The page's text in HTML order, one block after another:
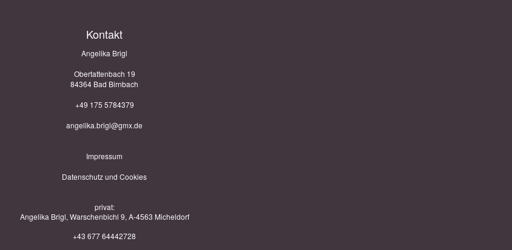
Kontakt
Angelika Brigl
Obertattenbach 19
84364 Bad Birnbach
+49 175 5784379
angelika.brigl@gmx.de
Impressum
Datenschutz und Cookies
privat:
Angelika Brigl, Warschenbichl 9, A-4563 Micheldorf
+43 677 64442728